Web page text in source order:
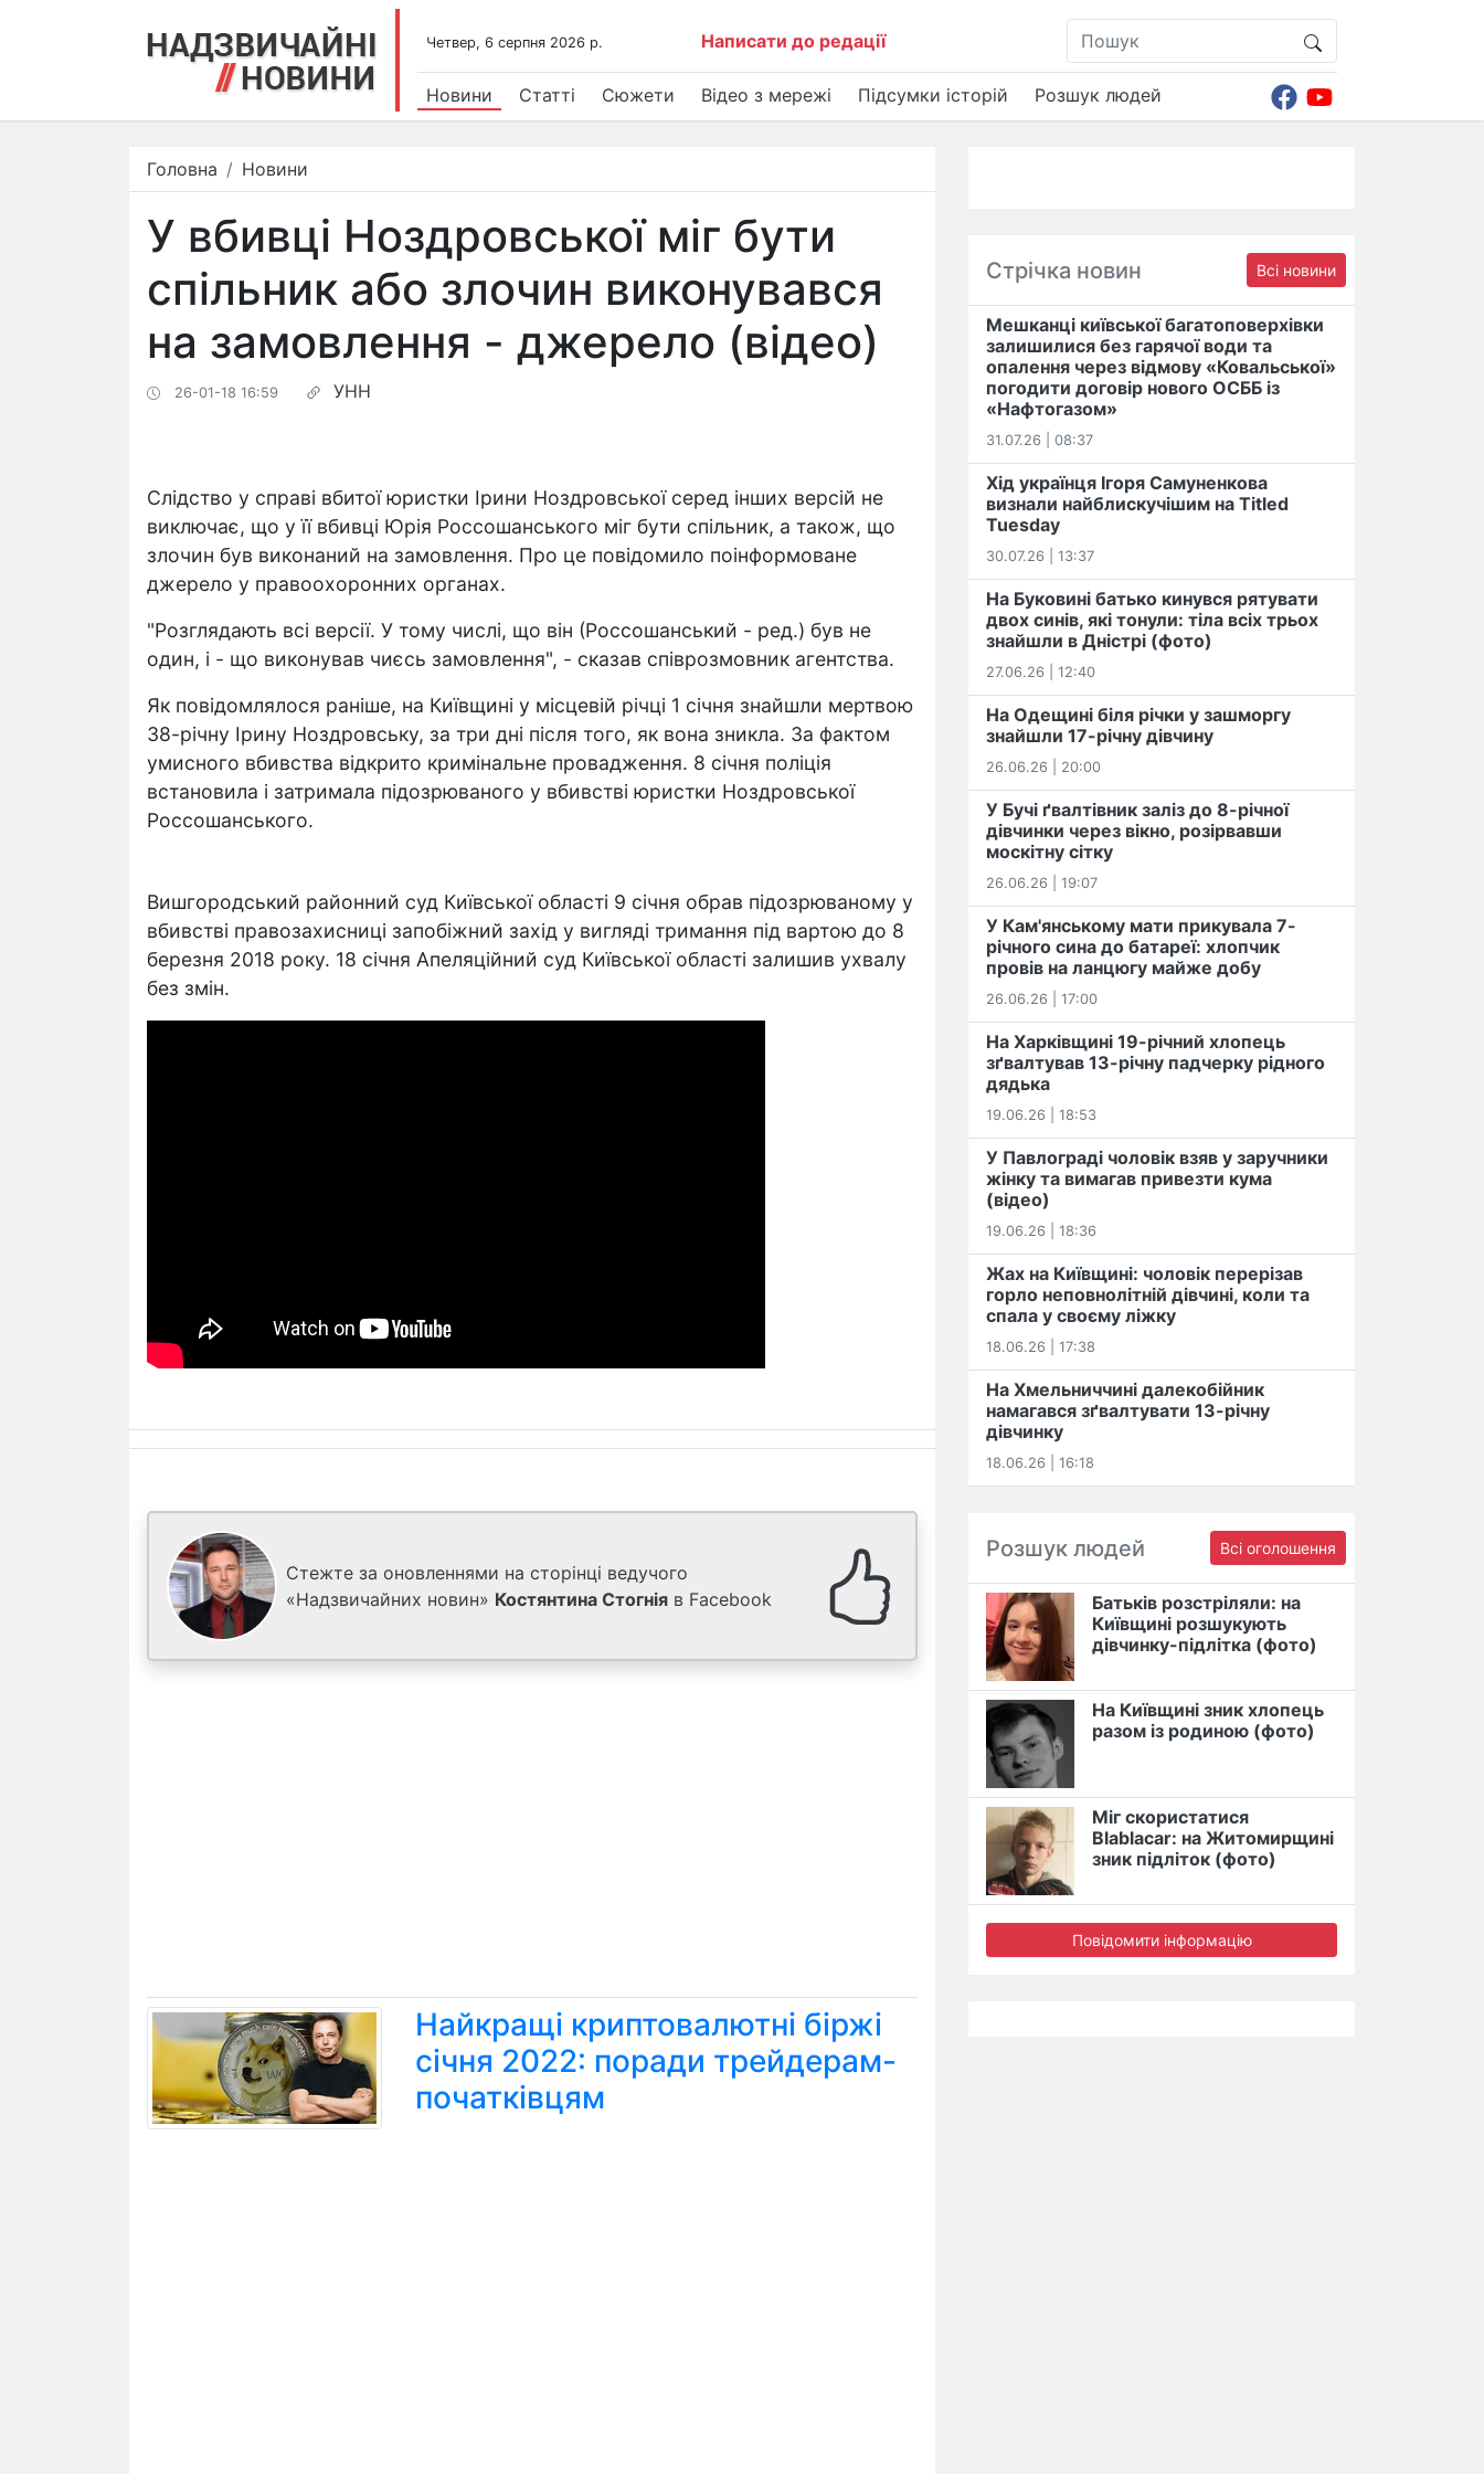
Четвер, 6 серпня 2026 р. Написати до редації
Новини Статті Сюжети Відео з мережі Підсумки історій Розшук людей
Головна Новини
У вбивці Ноздровської міг бути
спільник або злочин виконувався
на замовлення - джерело (відео)
26-01-18 16:59 УНН
Слідство у справі вбитої юристки Ірини Ноздровської серед інших версій не
виключає, що у її вбивці Юрія Россошанського міг бути спільник, а також, що
злочин був виконаний на замовлення. Про це повідомило поінформоване
джерело у правоохоронних органах.
"Розглядають всі версії. У тому числі, що він (Россошанський - ред.) був не
один, і - що виконував чиєсь замовлення", - сказав співрозмовник агентства.
Як повідомлялося раніше, на Київщині у місцевій річці 1 січня знайшли мертвою
38-річну Ірину Ноздровську, за три дні після того, як вона зникла. За фактом
умисного вбивства відкрито кримінальне провадження. 8 січня поліція
встановила і затримала підозрюваного у вбивстві юристки Ноздровської
Россошанського.
Вишгородський районний суд Київської області 9 січня обрав підозрюваному у
вбивстві правозахисниці запобіжний захід у вигляді тримання під вартою до 8
березня 2018 року. 18 січня Апеляційний суд Київської області залишив ухвалу
без змін.
Стежте за оновленнями на сторінці ведучого
«Надзвичайних новин» Костянтина Стогнія в Facebook
Найкращі криптовалютні біржі
січня 2022: поради трейдерам-
початківцям
Стрічка новин Всі новини
Мешканці київської багатоповерхівки
залишилися без гарячої води та
опалення через відмову «Ковальської»
погодити договір нового ОСББ із
«Нафтогазом»
31.07.26 | 08:37
Хід українця Ігоря Самуненкова
визнали найблискучішим на Titled
Tuesday
30.07.26 | 13:37
На Буковині батько кинувся рятувати
двох синів, які тонули: тіла всіх трьох
знайшли в Дністрі (фото)
27.06.26 | 12:40
На Одещині біля річки у зашморгу
знайшли 17-річну дівчину
26.06.26 | 20:00
У Бучі ґвалтівник заліз до 8-річної
дівчинки через вікно, розірвавши
москітну сітку
26.06.26 | 19:07
У Кам'янському мати прикувала 7-
річного сина до батареї: хлопчик
провів на ланцюгу майже добу
26.06.26 | 17:00
На Харківщині 19-річний хлопець​
️зґвалтував 13-річну падчерку рідного
дядька
19.06.26 | 18:53
У Павлограді чоловік взяв у заручники
жінку та вимагав привезти кума
(відео)
19.06.26 | 18:36
Жах на Київщині: чоловік перерізав
горло неповнолітній дівчині, коли та
спала у своєму ліжку
18.06.26 | 17:38
На Хмельниччині далекобійник
намагався зґвалтувати 13-річну
дівчинку
18.06.26 | 16:18
Розшук людей Всі оголошення
Батьків розстріляли: на
Київщині розшукують
дівчинку-підлітка (фото)
На Київщині зник хлопець
разом із родиною (фото)
Міг скористатися
Blablacar: на Житомирщині
зник підліток (фото)
Повідомити інформацію